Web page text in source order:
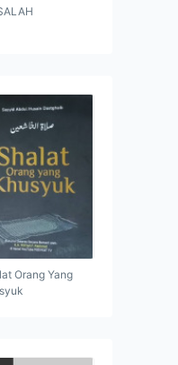
Orang Yang